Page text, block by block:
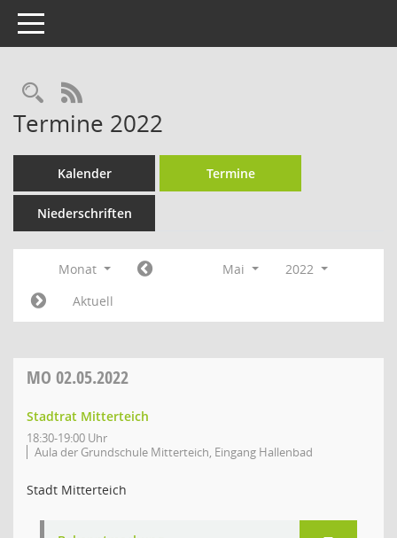
Toggle navigation
RSS-Feed
Termine 2022
Kalender Termine
Niederschriften
Monat Mai
2022
Aktuell
MO 02.05.2022
Stadtrat Mitterteich
18:30-19:00 Uhr
Aula der Grundschule Mitterteich, Eingang Hallenbad
Stadt Mitterteich